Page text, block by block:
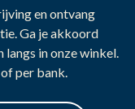
en ontvang
Ga je akkoord
langs in onze winkel.
per bank.